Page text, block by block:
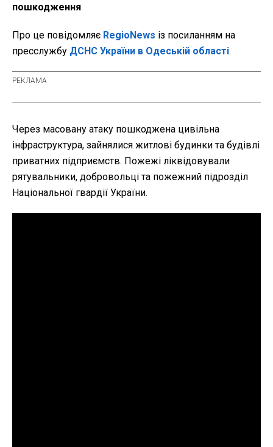
пошкодження
Про це повідомляє RegioNews із посиланням на
пресслужбу ДСНС України в Одеській області.
Через масовану атаку пошкоджена цивільна
інфраструктура, зайнялися житлові будинки та будівлі
приватних підприємств. Пожежі ліквідовували
рятувальники, добровольці та пожежний підрозділ
Національної гвардії України.